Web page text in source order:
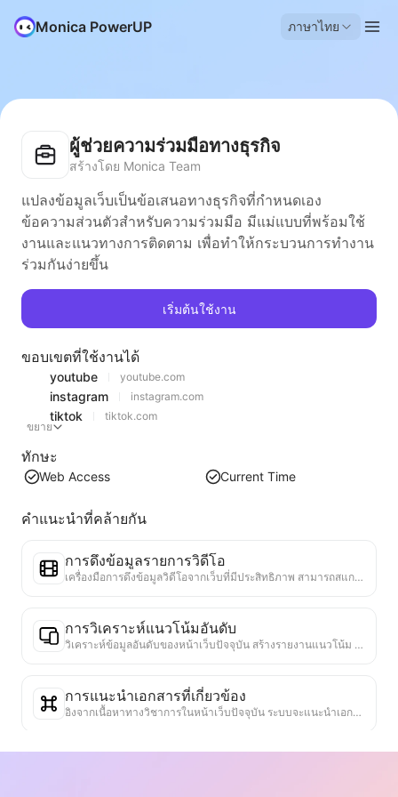
Monica PowerUP ภาษาไทย
ผู้ช่วยความร่วมมือทางธุรกิจ
สร้างโดย Monica Team
แปลงข้อมูลเว็บเป็นข้อเสนอทางธุรกิจที่กำหนดเอง
ข้อความส่วนตัวสำหรับความร่วมมือ มีแม่แบบที่พร้อมใช้
งานและแนวทางการติดตาม เพื่อทำให้กระบวนการทำงาน
ร่วมกันง่ายขึ้น
เริ่มต้นใช้งาน
ขอบเขตที่ใช้งานได้
youtube youtube.com
instagram instagram.com
tiktok
tiktok.com
ขยาย
ทักษะ
Web Access Current Time
คำแนะนำที่คล้ายกัน
การดึงข้อมูลรายการวิดีโอ
เครื่องมือการดึงข้อมูลวิดีโอจากเว็บที่มีประสิทธิภาพ สามารถสแกนเว็บได้อย่างรวดเร็วและจัดระเบียบข้อมูลวิดีโอเป็นตาราง Markdown ที่มีโครงสร้าง
การวิเคราะห์แนวโน้มอันดับ
วิเคราะห์ข้อมูลอันดับของหน้าเว็บปัจจุบัน สร้างรายงานแนวโน้ม ระบุหมวดหมู่ที่ได้รับความนิยม ประเภทผลิตภัณฑ์ที่กำลังเติบโตอย่างรวดเร็ว และเทคโนโลยีใหม่ ๆ ให้ข้อมูลเชิงลึกเกี่ยวกับตลาดทันที ช่วยให้คุณเข้าใจแนวโน้มผลิตภัณฑ์ล่าสุดและทิศทางของตลาด
การแนะนำเอกสารที่เกี่ยวข้อง
อิงจากเนื้อหาทางวิชาการในหน้าเว็บปัจจุบัน ระบบจะแนะนำเอกสารและการวิจัยอื่น ๆ ที่เกี่ยวข้องอย่างสูง โดยใช้อัลกอริธึมขั้นสูงในการวิเคราะห์ความคล้ายคลึงของหัวข้อและวิธีการวิจัย เพื่อช่วยให้ผู้ใช้ขยายการอ่านและเข้าใจปัญหาทางวิชาการที่อภิปรายในหน้าเว็บได้ลึกซึ้งยิ่งขึ้น